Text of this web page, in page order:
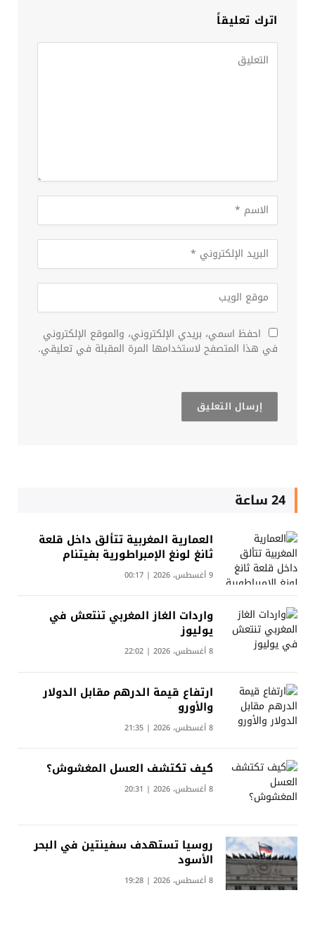
اترك تعليقاً
احفظ اسمي، بريدي الإلكتروني، والموقع الإلكتروني
في هذا المتصفح لاستخدامها المرة المقبلة في تعليقي.
24 ساعة
العمارية المغربية تتألق داخل قلعة
ثانغ لونغ الإمبراطورية بفيتنام
9 أغسطس، 2026 | 00:17
واردات الغاز المغربي تنتعش في
يوليوز
8 أغسطس، 2026 | 22:02
ارتفاع قيمة الدرهم مقابل الدولار
والأورو
8 أغسطس، 2026 | 21:35
كيف تكتشف العسل المغشوش؟
8 أغسطس، 2026 | 20:31
روسيا تستهدف سفينتين في البحر
الأسود
8 أغسطس، 2026 | 19:28